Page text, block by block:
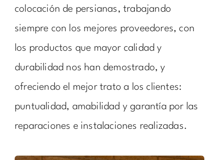
colocación de persianas, trabajando
siempre con los mejores proveedores, con
los productos que mayor calidad y
durabilidad nos han demostrado, y
ofreciendo el mejor trato a los clientes:
puntualidad, amabilidad y garantía por las
reparaciones e instalaciones realizadas.